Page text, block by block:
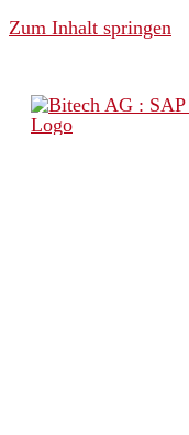
Zum Inhalt springen